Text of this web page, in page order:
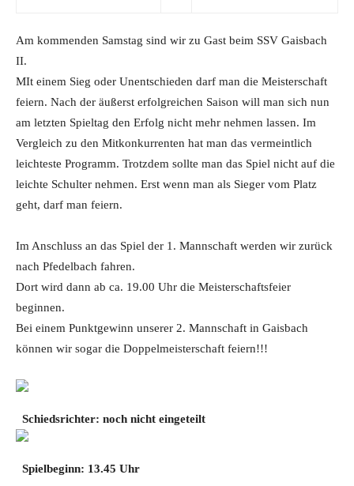
Am kommenden Samstag sind wir zu Gast beim SSV Gaisbach
II.
MIt einem Sieg oder Unentschieden darf man die Meisterschaft
feiern. Nach der äußerst erfolgreichen Saison will man sich nun
am letzten Spieltag den Erfolg nicht mehr nehmen lassen. Im
Vergleich zu den Mitkonkurrenten hat man das vermeintlich
leichteste Programm. Trotzdem sollte man das Spiel nicht auf die
leichte Schulter nehmen. Erst wenn man als Sieger vom Platz
geht, darf man feiern.
Im Anschluss an das Spiel der 1. Mannschaft werden wir zurück
nach Pfedelbach fahren.
Dort wird dann ab ca. 19.00 Uhr die Meisterschaftsfeier
beginnen.
Bei einem Punktgewinn unserer 2. Mannschaft in Gaisbach
können wir sogar die Doppelmeisterschaft feiern!!!
Schiedsrichter: noch nicht eingeteilt
Spielbeginn: 13.45 Uhr